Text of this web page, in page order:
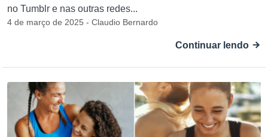
no Tumblr e nas outras redes...
4 de março de 2025 - Claudio Bernardo
Continuar lendo